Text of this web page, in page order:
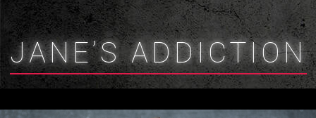
JANE’S ADDICTION